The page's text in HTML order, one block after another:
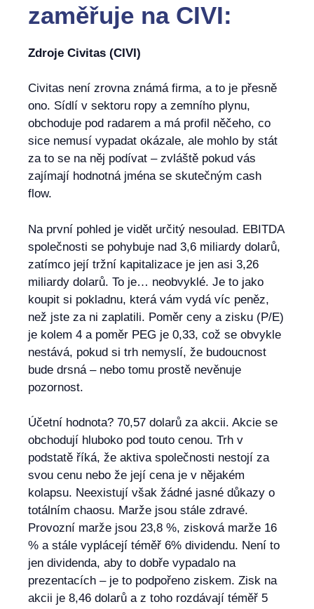
zaměřuje na CIVI:
Zdroje Civitas (CIVI)
Civitas není zrovna známá firma, a to je přesně
ono. Sídlí v sektoru ropy a zemního plynu,
obchoduje pod radarem a má profil něčeho, co
sice nemusí vypadat okázale, ale mohlo by stát
za to se na něj podívat – zvláště pokud vás
zajímají hodnotná jména se skutečným cash
flow.
Na první pohled je vidět určitý nesoulad. EBITDA
společnosti se pohybuje nad 3,6 miliardy dolarů,
zatímco její tržní kapitalizace je jen asi 3,26
miliardy dolarů. To je… neobvyklé. Je to jako
koupit si pokladnu, která vám vydá víc peněz,
než jste za ni zaplatili. Poměr ceny a zisku (P/E)
je kolem 4 a poměr PEG je 0,33, což se obvykle
nestává, pokud si trh nemyslí, že budoucnost
bude drsná – nebo tomu prostě nevěnuje
pozornost.
Účetní hodnota? 70,57 dolarů za akcii. Akcie se
obchodují hluboko pod touto cenou. Trh v
podstatě říká, že aktiva společnosti nestojí za
svou cenu nebo že její cena je v nějakém
kolapsu. Neexistují však žádné jasné důkazy o
totálním chaosu. Marže jsou stále zdravé.
Provozní marže jsou 23,8 %, zisková marže 16
% a stále vyplácejí téměř 6% dividendu. Není to
jen dividenda, aby to dobře vypadalo na
prezentacích – je to podpořeno ziskem. Zisk na
akcii je 8,46 dolarů a z toho rozdávají téměř 5